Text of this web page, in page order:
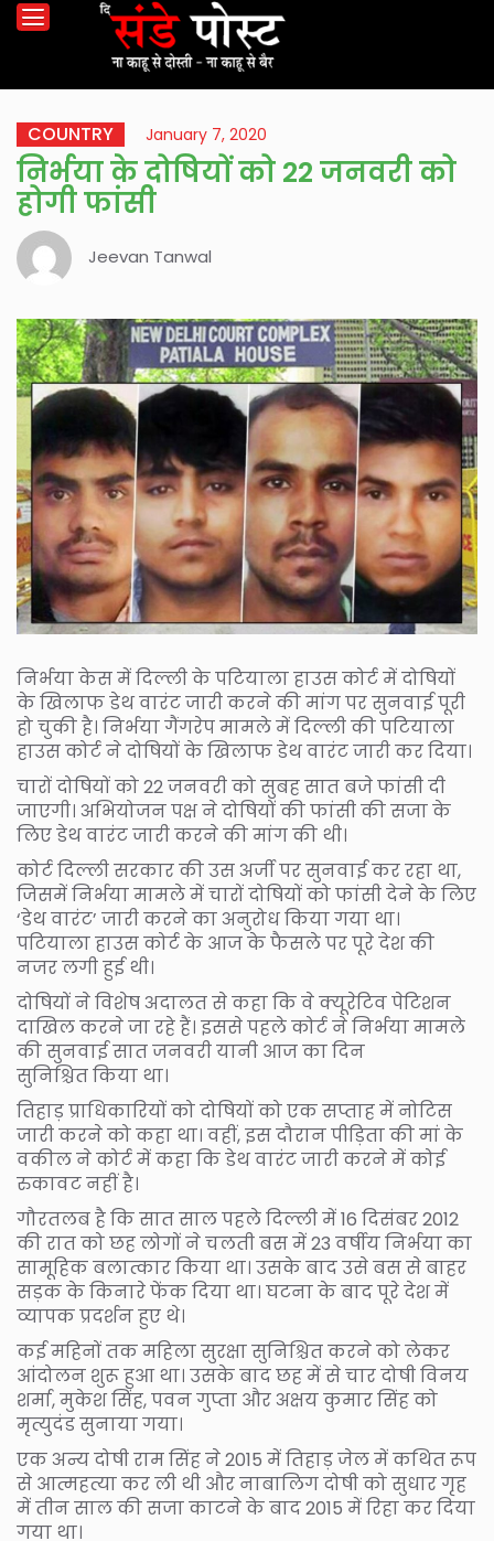
COUNTRY January 7, 2020
निर्भया के दोषियों को 22 जनवरी को
होगी फांसी
Jeevan Tanwal
निर्भया केस में दिल्ली के पटियाला हाउस कोर्ट में दोषियों
के खिलाफ डेथ वारंट जारी करने की मांग पर सुनवाई पूरी
हो चुकी है। निर्भया गैंगरेप मामले में दिल्ली की पटियाला
हाउस कोर्ट ने दोषियों के खिलाफ डेथ वारंट जारी कर दिया।
चारों दोषियों को 22 जनवरी को सुबह सात बजे फांसी दी
जाएगी। अभियोजन पक्ष ने दोषियों की फांसी की सजा के
लिए डेथ वारंट जारी करने की मांग की थी।
कोर्ट दिल्ली सरकार की उस अर्जी पर सुनवाई कर रहा था,
जिसमें निर्भया मामले में चारों दोषियों को फांसी देने के लिए
‘डेथ वारंट’ जारी करने का अनुरोध किया गया था।
पटियाला हाउस कोर्ट के आज के फैसले पर पूरे देश की
नजर लगी हुई थी।
दोषियों ने विशेष अदालत से कहा कि वे क्यूरेटिव पेटिशन
दाखिल करने जा रहे हैं। इससे पहले कोर्ट ने निर्भया मामले
की सुनवाई सात जनवरी यानी आज का दिन
सुनिश्चित किया था।
तिहाड़ प्राधिकारियों को दोषियों को एक सप्ताह में नोटिस
जारी करने को कहा था। वहीं, इस दौरान पीड़िता की मां के
वकील ने कोर्ट में कहा कि डेथ वारंट जारी करने में कोई
रुकावट नहीं है।
गौरतलब है कि सात साल पहले दिल्ली में 16 दिसंबर 2012
की रात को छह लोगों ने चलती बस में 23 वर्षीय निर्भया का
सामूहिक बलात्कार किया था। उसके बाद उसे बस से बाहर
सड़क के किनारे फेंक दिया था। घटना के बाद पूरे देश में
व्यापक प्रदर्शन हुए थे।
कई महिनों तक महिला सुरक्षा सुनिश्चित करने को लेकर
आंदोलन शुरू हुआ था। उसके बाद छह में से चार दोषी विनय
शर्मा, मुकेश सिंह, पवन गुप्ता और अक्षय कुमार सिंह को
मृत्युदंड सुनाया गया।
एक अन्य दोषी राम सिंह ने 2015 में तिहाड़ जेल में कथित रूप
से आत्महत्या कर ली थी और नाबालिग दोषी को सुधार गृह
में तीन साल की सजा काटने के बाद 2015 में रिहा कर दिया
गया था।